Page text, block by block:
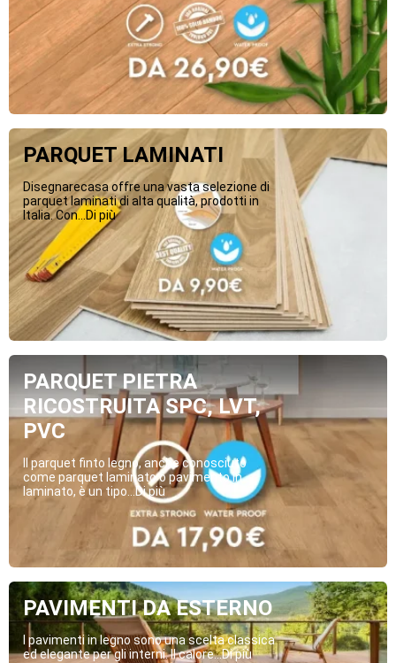
PARQUET LAMINATI
Disegnarecasa offre una vasta selezione di
parquet laminati di alta qualità, prodotti in
Italia. Con...Di più
PARQUET PIETRA
RICOSTRUITA SPC, LVT,
PVC
Il parquet finto legno, anche conosciuto
come parquet laminato o pavimento in
laminato, è un tipo...Di più
PAVIMENTI DA ESTERNO
I pavimenti in legno sono una scelta classica
ed elegante per gli interni. Il calore...Di più